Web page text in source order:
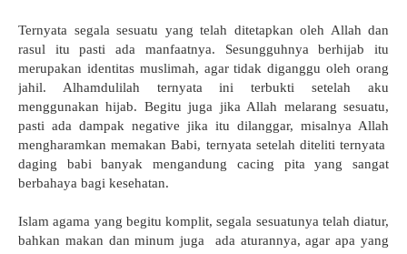
Ternyata segala sesuatu yang telah ditetapkan oleh Allah dan
rasul itu pasti ada manfaatnya. Sesungguhnya berhijab itu
merupakan identitas muslimah, agar tidak diganggu oleh orang
jahil. Alhamdulilah ternyata ini terbukti setelah aku
menggunakan hijab. Begitu juga jika Allah melarang sesuatu,
pasti ada dampak negative jika itu dilanggar, misalnya Allah
mengharamkan memakan Babi, ternyata setelah diteliti ternyata
daging babi banyak mengandung cacing pita yang sangat
berbahaya bagi kesehatan.
Islam agama yang begitu komplit, segala sesuatunya telah diatur,
bahkan makan dan minum juga
ada aturannya, agar apa yang